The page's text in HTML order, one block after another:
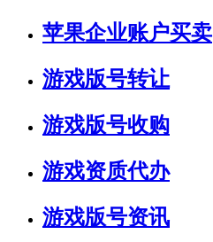
苹果企业账户买卖
游戏版号转让
游戏版号收购
游戏资质代办
游戏版号资讯